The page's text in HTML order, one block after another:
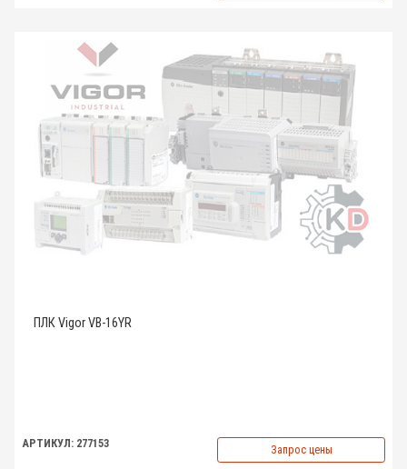
ПЛК Vigor VB-16YR
АРТИКУЛ: 277153 Запрос цены